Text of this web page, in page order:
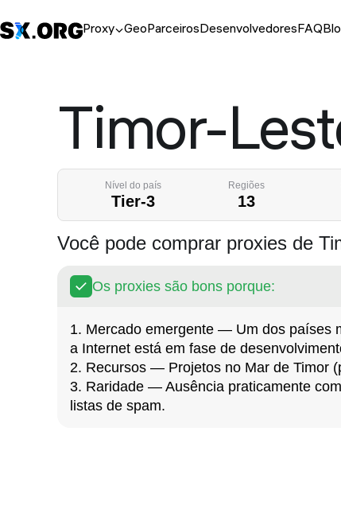
Proxy GeoParceirosDesenvolvedoresFAQ
Timor-
Nível do país
Tier-3
Regiões
13
Você pode comprar proxies de
Os proxies são bons porque:
1. Mercado emergente — Um dos países
a Internet está em fase de
2. Recursos — Projetos no Mar de Timor
3. Raridade — Ausência praticamente
listas de spam.